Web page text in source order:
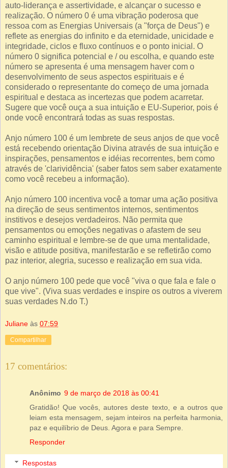
auto-liderança e assertividade, e alcançar o sucesso e
realização. O número 0 é uma vibração poderosa que
ressoa com as Energias Universais (a "força de Deus") e
reflete as energias do infinito e da eternidade, unicidade e
integridade, ciclos e fluxo contínuos e o ponto inicial. O
número 0 significa potencial e / ou escolha, e quando este
número se apresenta é uma mensagem haver com o
desenvolvimento de seus aspectos espirituais e é
considerado o representante do começo de uma jornada
espiritual e destaca as incertezas que podem acarretar.
Sugere que você ouça a sua intuição e EU-Superior, pois é
onde você encontrará todas as suas respostas.
Anjo número 100 é um lembrete de seus anjos de que você
está recebendo orientação Divina através de sua intuição e
inspirações, pensamentos e idéias recorrentes, bem como
através de 'clarividência' (saber fatos sem saber exatamente
como você recebeu a informação).
Anjo número 100 incentiva você a tomar uma ação positiva
na direção de seus sentimentos internos, sentimentos
institivos e desejos verdadeiros. Não permita que
pensamentos ou emoções negativas o afastem de seu
caminho espiritual e lembre-se de que uma mentalidade,
visão e atitude positiva, manifestarão e se refletirão como
paz interior, alegria, sucesso e realização em sua vida.
O anjo número 100 pede que você "viva o que fala e fale o
que vive". (Viva suas verdades e inspire os outros a viverem
suas verdades N.do T.)
Juliane às 07:59
Compartilhar
17 comentários:
Anônimo 9 de março de 2018 às 00:41
Gratidão! Que vocês, autores deste texto, e a outros que
leiam esta mensagem, sejam inteiros na perfeita harmonia,
paz e equilíbrio de Deus. Agora e para Sempre.
Responder
Respostas